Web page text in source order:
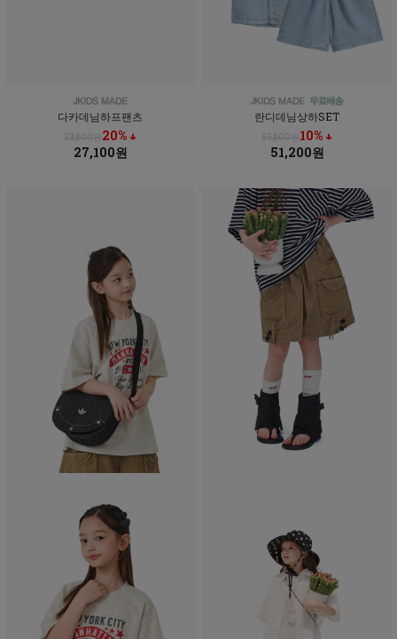
다카데님하프팬츠
33,800원20% ↓
27,100원
란디데님상하SET
56,800원10% ↓
51,200원